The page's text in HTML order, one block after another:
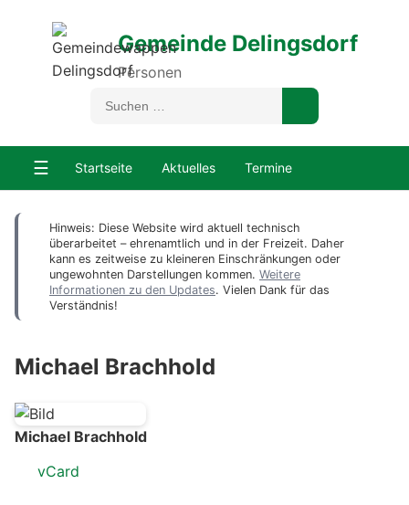
Gemeinde Delingsdorf
Personen
☰ Startseite Aktuelles Termine
Hinweis: Diese Website wird aktuell technisch
überarbeitet – ehrenamtlich und in der Freizeit. Daher
kann es zeitweise zu kleineren Einschränkungen oder
ungewohnten Darstellungen kommen. Weitere
Informationen zu den Updates. Vielen Dank für das
Verständnis!
Michael Brachhold
Michael Brachhold
vCard